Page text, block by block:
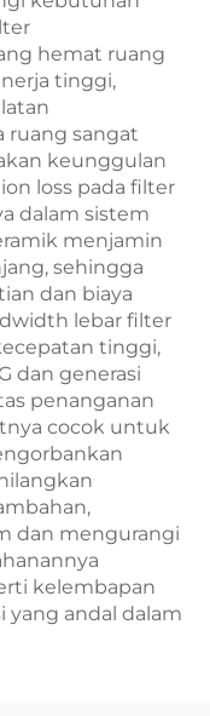
hemat ruang
tinggi,
ruang sangat
keunggulan
loss pada filter
dalam sistem
menjamin
sehingga
dan biaya
lebar filter
tinggi,
dan generasi
penanganan
cocok untuk
dan mengurangi
kelembapan
yang andal dalam